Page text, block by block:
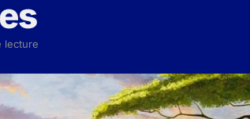
lecture